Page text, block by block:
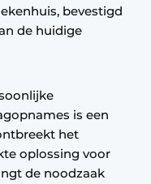
bevestigd
de huidige
is een
het
oplossing voor
de noodzaak